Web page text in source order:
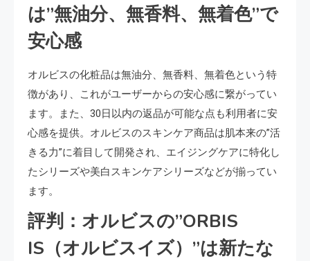
は”無油分、無香料、無着色”で
安心感
オルビスの化粧品は無油分、無香料、無着色という特
徴があり、これがユーザーからの安心感に繋がってい
ます。また、30日以内の返品が可能な点も利用者に安
心感を提供。オルビスのスキンケア商品は肌本来の”活
きる力”に着目して開発され、エイジングケアに特化し
たシリーズや美白スキンケアシリーズなどが揃ってい
ます。
評判：オルビスの”ORBIS
IS（オルビスイズ）”は新たな